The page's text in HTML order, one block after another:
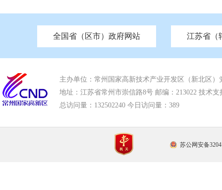
全国省（区市）政府网站
北京 天津 重庆 河南 河北 山西
江苏省（
中国江苏 南京市政府 苏州市政府 无锡
市发改委 市工信局 市教育局 市科技局 市
市应急管理局 市审计局 市外事办 市生态
主办单位：常州国家高新技术产业开发区（新北区）
地址：江苏省常州市崇信路8号 邮编：213022 技术支
总访问量： 132502240 今日访问量： 389
苏公网安备